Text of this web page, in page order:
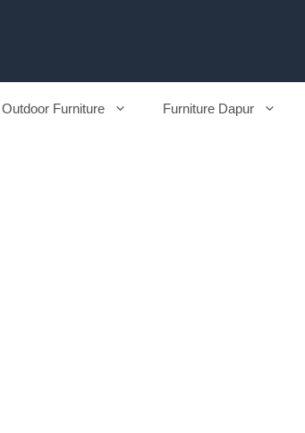
Outdoor Furniture Furniture Dapur